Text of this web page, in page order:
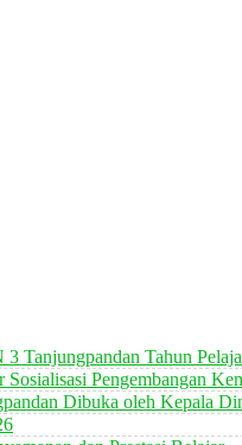
Tanjungpandan Tahun
Pengembangan
Dibuka oleh Kepala